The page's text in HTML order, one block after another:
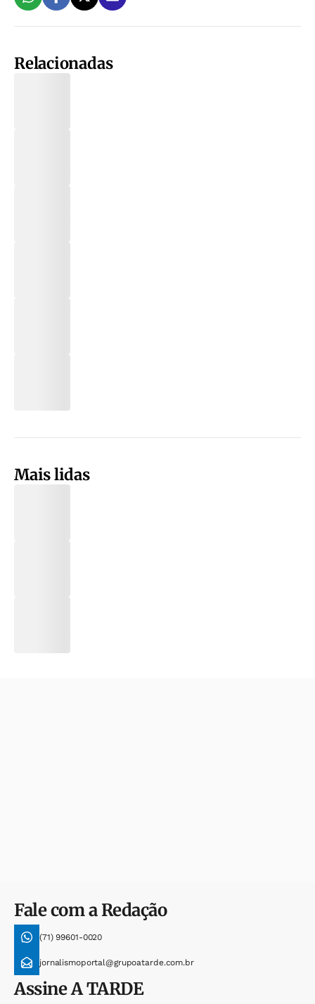
Relacionadas
Mais lidas
Fale com a Redação
(71) 99601-0020
jornalismoportal@grupoatarde.com.br
AssineA TARDE